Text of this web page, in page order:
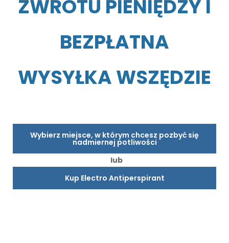
ZWROTU PIENIĘDZY I
BEZPŁATNA
WYSYŁKA WSZĘDZIE
Wybierz miejsce, w którym chcesz pozbyć się
nadmiernej potliwości
lub
Kup Electro Antiperspirant